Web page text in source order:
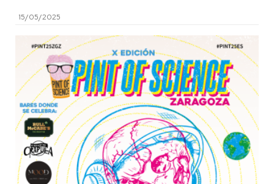
15/05/2025